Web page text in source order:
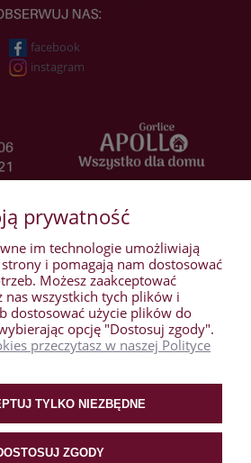
facebook
instagram
ZAKUPÓW
MOJE KONTO
I DOSTAWA
prywatność
im technologie umożliwiają
i pomagają nam dostosować
Możesz zaakceptować
nas wszystkich tych plików i
dostosować użycie plików do
opcję "Dostosuj zgody".
przeczytasz w naszej Polityce
TYLKO NIEZBĘDNE
ZGODY